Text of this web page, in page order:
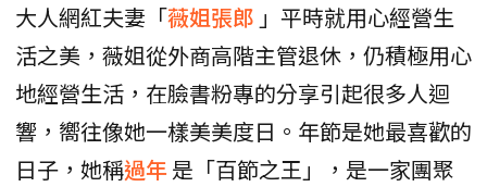
大人網紅夫妻「薇姐張郎 」平時就用心經營生
活之美，薇姐從外商高階主管退休，仍積極用心
地經營生活，在臉書粉專的分享引起很多人迴
響，嚮往像她一樣美美度日。年節是她最喜歡的
日子，她稱過年是「百節之王」，是一家團聚